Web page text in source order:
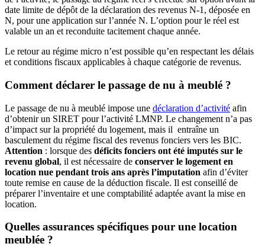
date limite de dépôt de la déclaration des revenus N-1, déposée en
N, pour une application sur l’année N. L’option pour le réel est
valable un an et reconduite tacitement chaque année.
Le retour au régime micro n’est possible qu’en respectant les délais
et conditions fiscaux applicables à chaque catégorie de revenus.
Comment déclarer le passage de nu à meublé ?
Le passage de nu à meublé impose une déclaration d’activité afin
d’obtenir un SIRET pour l’activité LMNP. Le changement n’a pas
d’impact sur la propriété du logement, mais il entraîne un
basculement du régime fiscal des revenus fonciers vers les BIC.
Attention : lorsque des déficits fonciers ont été imputés sur le
revenu global, il est nécessaire de conserver le logement en
location nue pendant trois ans après l’imputation afin d’éviter
toute remise en cause de la déduction fiscale. Il est conseillé de
préparer l’inventaire et une comptabilité adaptée avant la mise en
location.
Quelles assurances spécifiques pour une location
meublée ?